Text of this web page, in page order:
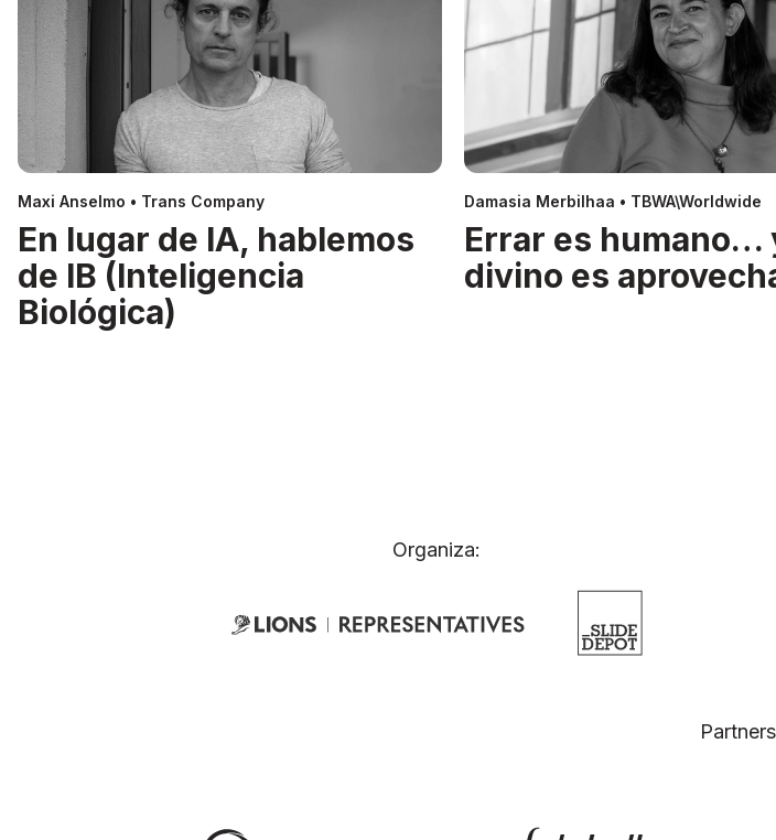
Maxi Anselmo • Trans Company
En lugar de IA, hablemos
de IB (Inteligencia
Biológica)
Damasia Merbilhaa • TBWA\Worldwide
Errar es humano…
divino es
Organiza: